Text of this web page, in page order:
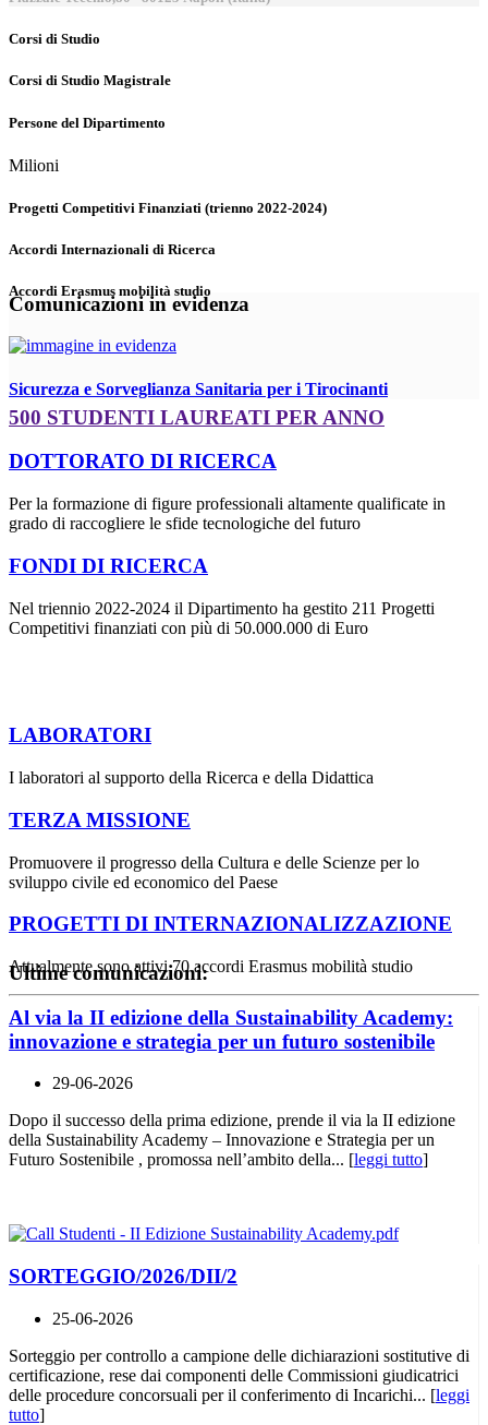
Corsi di Studio
Corsi di Studio Magistrale
Persone del Dipartimento
Milioni
Progetti Competitivi Finanziati (trienno 2022-2024)
Accordi Internazionali di Ricerca
Accordi Erasmus mobilità studio
Comunicazioni in evidenza
Sicurezza e Sorveglianza Sanitaria per i Tirocinanti
500 STUDENTI LAUREATI PER ANNO
DOTTORATO DI RICERCA
Per la formazione di figure professionali altamente qualificate in
grado di raccogliere le sfide tecnologiche del futuro
FONDI DI RICERCA
Nel triennio 2022-2024 il Dipartimento ha gestito 211 Progetti
Competitivi finanziati con più di 50.000.000 di Euro
LABORATORI
I laboratori al supporto della Ricerca e della Didattica
TERZA MISSIONE
Promuovere il progresso della Cultura e delle Scienze per lo
sviluppo civile ed economico del Paese
PROGETTI DI INTERNAZIONALIZZAZIONE
Attualmente sono attivi 70 accordi Erasmus mobilità studio
Ultime comunicazioni:
Al via la II edizione della Sustainability Academy:
innovazione e strategia per un futuro sostenibile
29-06-2026
Dopo il successo della prima edizione, prende il via la II edizione
della Sustainability Academy – Innovazione e Strategia per un
Futuro Sostenibile , promossa nell’ambito della... [leggi tutto]
SORTEGGIO/2026/DII/2
25-06-2026
Sorteggio per controllo a campione delle dichiarazioni sostitutive di
certificazione, rese dai componenti delle Commissioni giudicatrici
delle procedure concorsuali per il conferimento di Incarichi... [leggi
tutto]